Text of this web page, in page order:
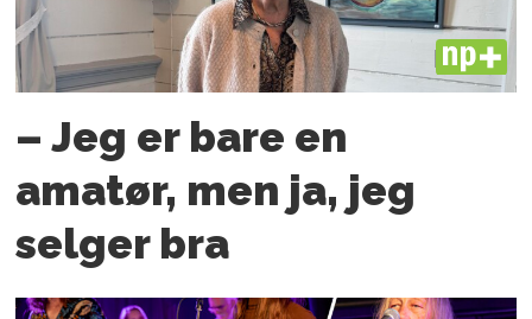
PLUS
– Jeg er bare en
amatør, men ja, jeg
selger bra